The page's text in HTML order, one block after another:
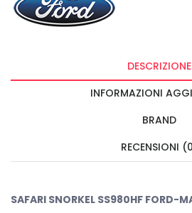
DESCRIZIONE
INFORMAZIONI
BRAND
RECENSIONI
SAFARI SNORKEL SS980HF FORD-